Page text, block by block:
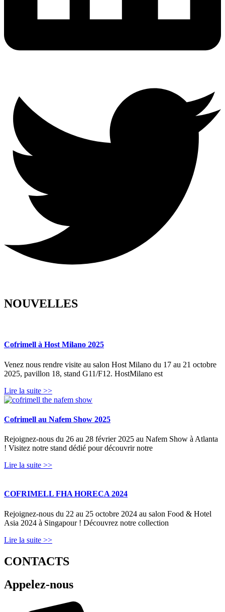
NOUVELLES
Cofrimell à Host Milano 2025
Venez nous rendre visite au salon Host Milano du 17 au 21 octobre
2025, pavillon 18, stand G11/F12. HostMilano est
Lire la suite >>
Cofrimell au Nafem Show 2025
Rejoignez-nous du 26 au 28 février 2025 au Nafem Show à Atlanta
! Visitez notre stand dédié pour découvrir notre
Lire la suite >>
COFRIMELL FHA HORECA 2024
Rejoignez-nous du 22 au 25 octobre 2024 au salon Food & Hotel
Asia 2024 à Singapour ! Découvrez notre collection
Lire la suite >>
CONTACTS
Appelez-nous